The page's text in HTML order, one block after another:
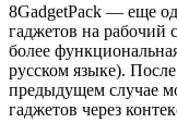
8GadgetPack — еще
гаджетов на рабочий
более
русском языке).
предыдущем случае
гаджетов через